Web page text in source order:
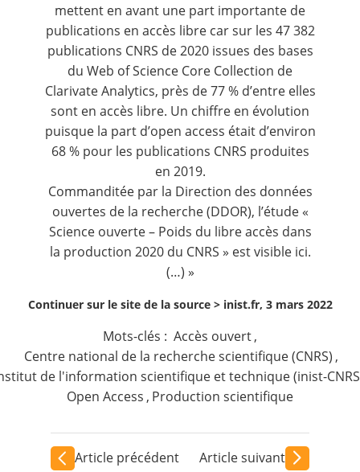
mettent en avant une part importante de
publications en accès libre car sur les 47 382
publications CNRS de 2020 issues des bases
du Web of Science Core Collection de
Clarivate Analytics, près de 77 % d’entre elles
sont en accès libre. Un chiffre en évolution
puisque la part d’open access était d’environ
68 % pour les publications CNRS produites
en 2019.
Commanditée par la Direction des données
ouvertes de la recherche (DDOR), l’étude «
Science ouverte – Poids du libre accès dans
la production 2020 du CNRS » est visible ici.
(…) »
Continuer sur le site de la source > inist.fr, 3 mars 2022
Mots-clés : Accès ouvert ,
Centre national de la recherche scientifique (CNRS) ,
de l'information scientifique et technique (inist-
Open Access , Production scientifique
Article précédent Article suivant